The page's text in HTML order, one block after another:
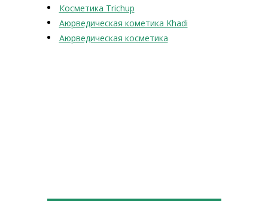
Косметика Trichup
Аюрведическая кометика Khadi
Аюрведическая косметика